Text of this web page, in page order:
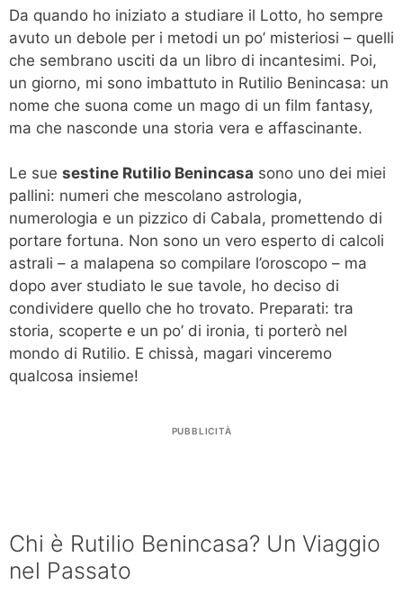
Da quando ho iniziato a studiare il Lotto, ho sempre
avuto un debole per i metodi un po’ misteriosi – quelli
che sembrano usciti da un libro di incantesimi. Poi,
un giorno, mi sono imbattuto in Rutilio Benincasa: un
nome che suona come un mago di un film fantasy,
ma che nasconde una storia vera e affascinante.
Le sue sestine Rutilio Benincasa sono uno dei miei
pallini: numeri che mescolano astrologia,
numerologia e un pizzico di Cabala, promettendo di
portare fortuna. Non sono un vero esperto di calcoli
astrali – a malapena so compilare l’oroscopo – ma
dopo aver studiato le sue tavole, ho deciso di
condividere quello che ho trovato. Preparati: tra
storia, scoperte e un po’ di ironia, ti porterò nel
mondo di Rutilio. E chissà, magari vinceremo
qualcosa insieme!
PUBBLICITÀ
Chi è Rutilio Benincasa? Un Viaggio
nel Passato